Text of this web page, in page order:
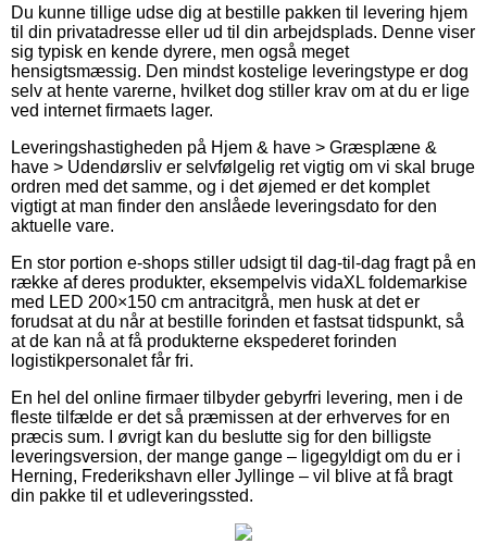
Du kunne tillige udse dig at bestille pakken til levering hjem
til din privatadresse eller ud til din arbejdsplads. Denne viser
sig typisk en kende dyrere, men også meget
hensigtsmæssig. Den mindst kostelige leveringstype er dog
selv at hente varerne, hvilket dog stiller krav om at du er lige
ved internet firmaets lager.
Leveringshastigheden på Hjem & have > Græsplæne &
have > Udendørsliv er selvfølgelig ret vigtig om vi skal bruge
ordren med det samme, og i det øjemed er det komplet
vigtigt at man finder den anslåede leveringsdato for den
aktuelle vare.
En stor portion e-shops stiller udsigt til dag-til-dag fragt på en
række af deres produkter, eksempelvis vidaXL foldemarkise
med LED 200×150 cm antracitgrå, men husk at det er
forudsat at du når at bestille forinden et fastsat tidspunkt, så
at de kan nå at få produkterne ekspederet forinden
logistikpersonalet får fri.
En hel del online firmaer tilbyder gebyrfri levering, men i de
fleste tilfælde er det så præmissen at der erhverves for en
præcis sum. I øvrigt kan du beslutte sig for den billigste
leveringsversion, der mange gange – ligegyldigt om du er i
Herning, Frederikshavn eller Jyllinge – vil blive at få bragt
din pakke til et udleveringssted.